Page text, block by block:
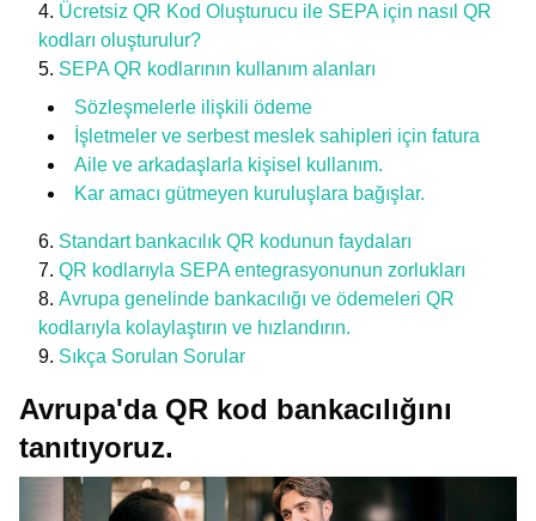
Ücretsiz QR Kod Oluşturucu ile SEPA için nasıl QR
kodları oluşturulur?
SEPA QR kodlarının kullanım alanları
Sözleşmelerle ilişkili ödeme
İşletmeler ve serbest meslek sahipleri için fatura
Aile ve arkadaşlarla kişisel kullanım.
Kar amacı gütmeyen kuruluşlara bağışlar.
Standart bankacılık QR kodunun faydaları
QR kodlarıyla SEPA entegrasyonunun zorlukları
Avrupa genelinde bankacılığı ve ödemeleri QR
kodlarıyla kolaylaştırın ve hızlandırın.
Sıkça Sorulan Sorular
Avrupa'da QR kod bankacılığını
tanıtıyoruz.